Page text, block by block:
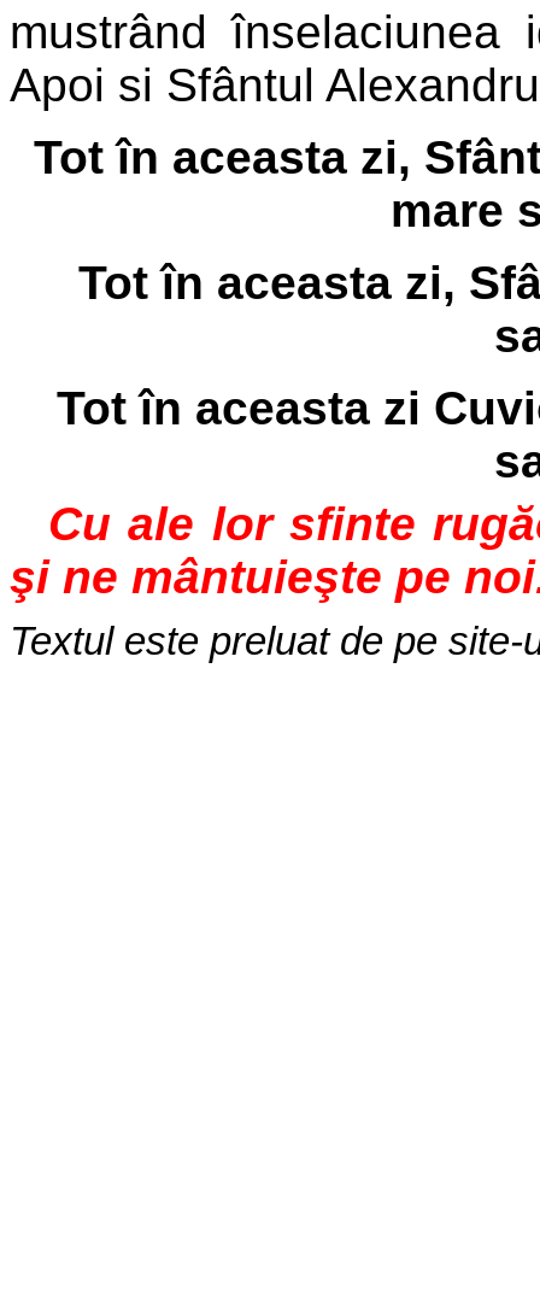
mustrând
Apoi si Sfântul
Tot în aceasta zi,
mare
Tot în aceasta zi,
Tot în aceasta zi
Cu ale lor sfinte
şi ne mântuieşte pe
Textul este preluat de pe